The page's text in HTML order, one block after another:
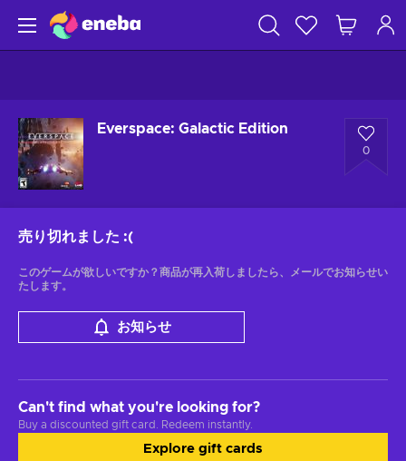
Everspace: Galactic Edition
0
売り切れました :(
このゲームが欲しいですか？商品が再入荷しましたら、メールでお知らせい
たします。
お知らせ
Can't find what you're looking for?
Buy a discounted gift card. Redeem instantly.
Explore gift cards